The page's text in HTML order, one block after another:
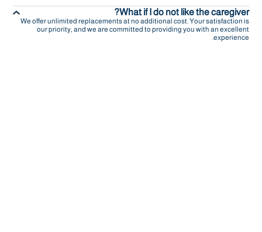
What if I do not like the caregiver?
We offer unlimited replacements at no additional cost. Your satisfaction is
our priority, and we are committed to providing you with an excellent
experience.